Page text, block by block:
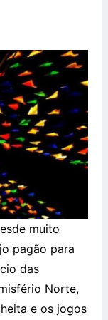
muito
pagão para
das
Norte,
e os jogos